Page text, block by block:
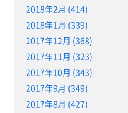
2018年2月 (414)
2018年1月 (339)
2017年12月 (368)
2017年11月 (323)
2017年10月 (343)
2017年9月 (349)
2017年8月 (427)